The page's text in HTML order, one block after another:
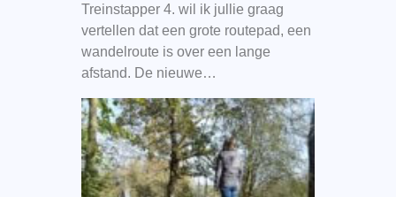
Treinstapper 4. wil ik jullie graag
vertellen dat een grote routepad, een
wandelroute is over een lange
afstand. De nieuwe…